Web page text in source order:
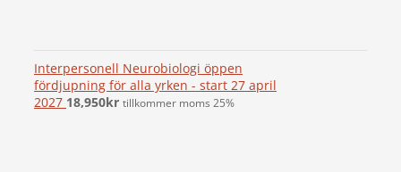
Interpersonell Neurobiologi öppen
fördjupning för alla yrken - start 27 april
2027 18,950kr tillkommer moms 25%